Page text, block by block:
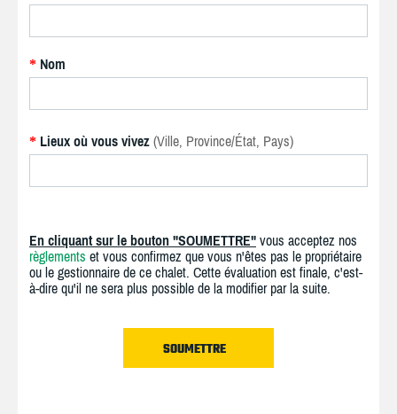
* Nom
* Lieux où vous vivez (Ville, Province/État, Pays)
En cliquant sur le bouton "SOUMETTRE" vous acceptez nos
règlements et vous confirmez que vous n'êtes pas le propriétaire
ou le gestionnaire de ce chalet. Cette évaluation est finale, c'est-
à-dire qu'il ne sera plus possible de la modifier par la suite.